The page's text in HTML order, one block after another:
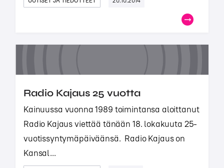
Radio Kajaus 25 vuotta
Kainuussa vuonna 1989 toimintansa aloittanut
Radio Kajaus viettää tänään 18. lokakuuta 25-
vuotissyntymäpäiväänsä. Radio Kajaus on
Kansal...